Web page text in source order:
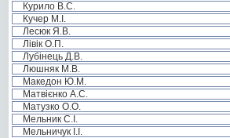
Курило В.С.
Кучер М.І.
Лесюк Я.В.
Лівік О.П.
Лубінець Д.В.
Люшняк М.В.
Македон Ю.М.
Матвієнко А.С.
Матузко О.О.
Мельник С.І.
Мельничук І.І.